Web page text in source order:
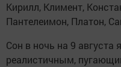
Кирилл, Климент,
Пантелеимон, Платон,
Сон в ночь на 9
реалистичным,